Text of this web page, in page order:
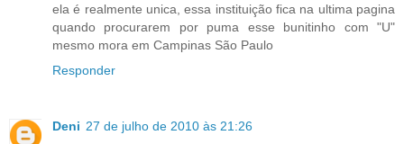
ela é realmente unica, essa instituição fica na ultima pagina
quando procurarem por puma esse bunitinho com "U"
mesmo mora em Campinas São Paulo
Responder
Deni 27 de julho de 2010 às 21:26